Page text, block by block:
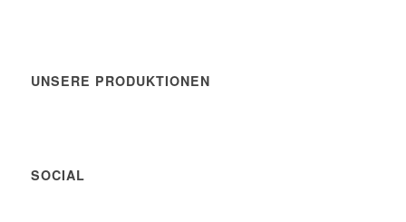
UNSERE PRODUKTIONEN
SOCIAL